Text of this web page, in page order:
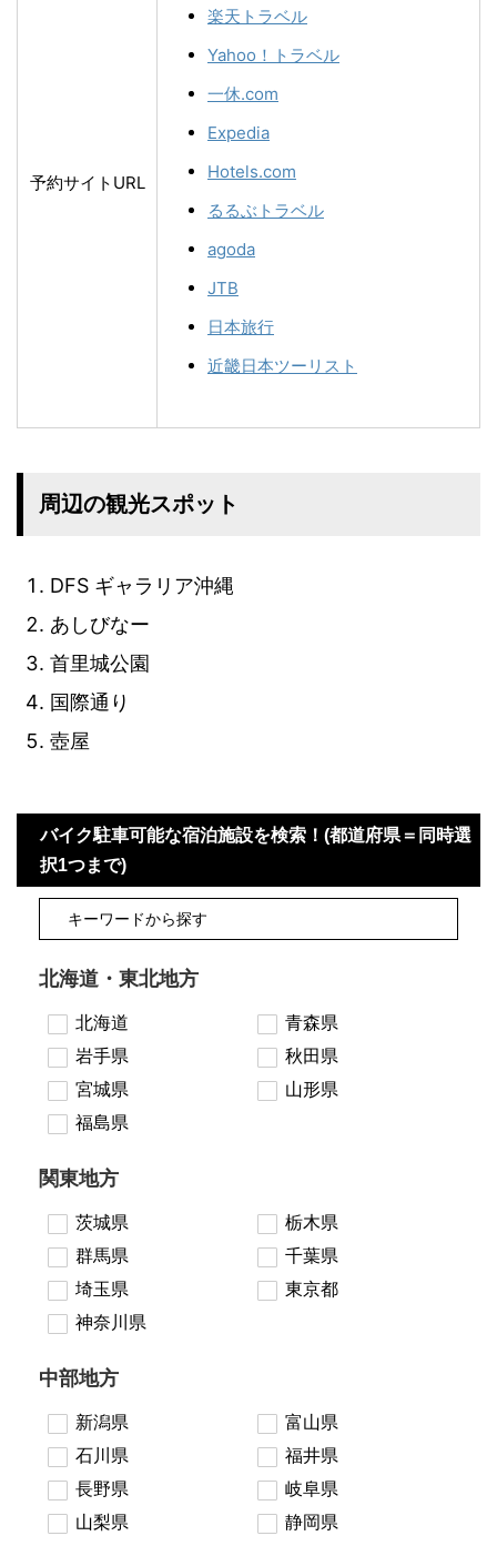
予約サイトURL
楽天トラベル
Yahoo！トラベル
一休.com
Expedia
Hotels.com
るるぶトラベル
agoda
JTB
日本旅行
近畿日本ツーリスト
周辺の観光スポット
DFS ギャラリア沖縄
あしびなー
首里城公園
国際通り
壺屋
バイク駐車可能な宿泊施設を検索！(都道府県＝同時選
択1つまで)
北海道・東北地方
北海道
青森県
岩手県
秋田県
宮城県
山形県
福島県
関東地方
茨城県
栃木県
群馬県
千葉県
埼玉県
東京都
神奈川県
中部地方
新潟県
富山県
石川県
福井県
長野県
岐阜県
山梨県
静岡県